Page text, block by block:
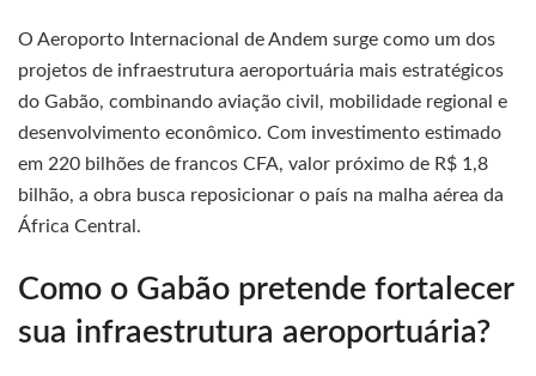
O Aeroporto Internacional de Andem surge como um dos
projetos de infraestrutura aeroportuária mais estratégicos
do Gabão, combinando aviação civil, mobilidade regional e
desenvolvimento econômico. Com investimento estimado
em 220 bilhões de francos CFA, valor próximo de R$ 1,8
bilhão, a obra busca reposicionar o país na malha aérea da
África Central.
Como o Gabão pretende fortalecer
sua infraestrutura aeroportuária?